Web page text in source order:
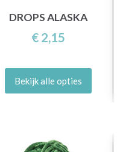
DROPS ALASKA
€ 2,15
Bekijk alle opties